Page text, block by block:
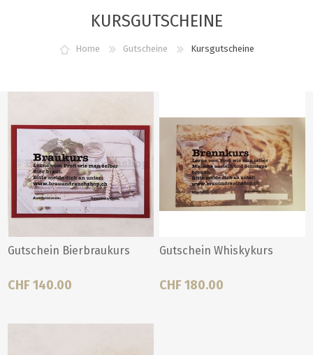
ANMELDEN
KURSGUTSCHEINE
Home Gutscheine Kursgutscheine
Gutschein Bierbraukurs
CHF 140.00
Gutschein Whiskykurs
CHF 180.00